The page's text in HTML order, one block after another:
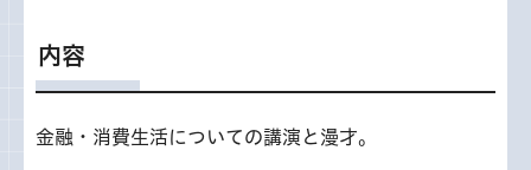
内容
金融・消費生活についての講演と漫才。